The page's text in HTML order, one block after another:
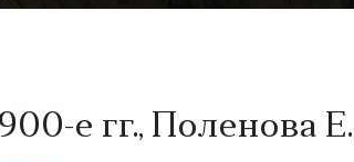
е гг., Поленова